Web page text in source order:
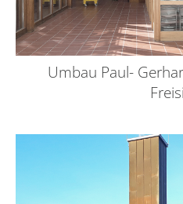
Umbau Paul-